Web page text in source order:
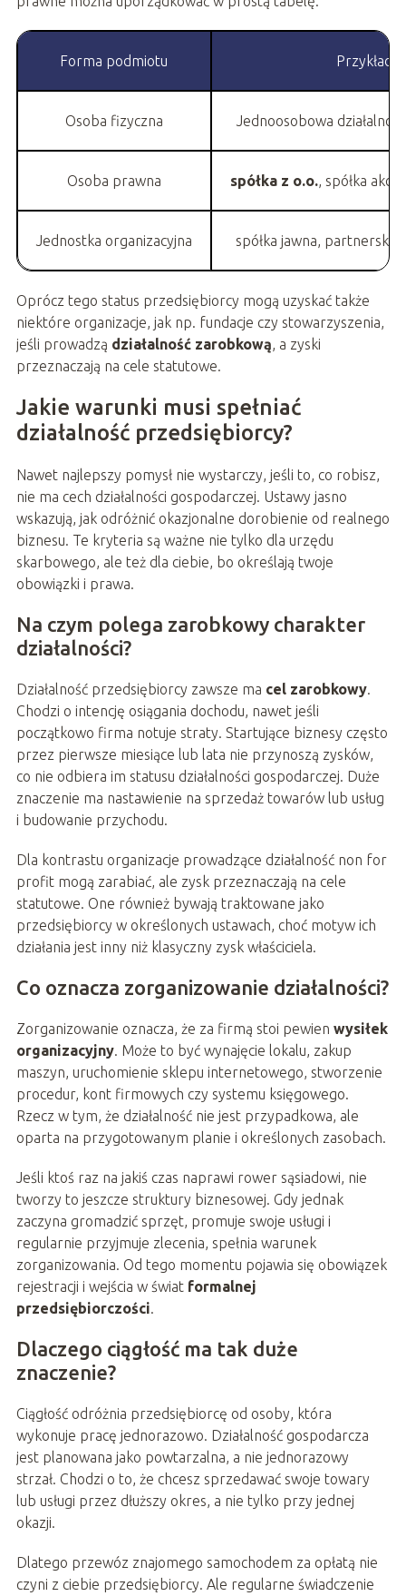
Forma podmiotu Przykład
Osoba fizyczna Jednoosobowa
Osoba prawna spółka z o.o., spółka
Jednostka organizacyjna spółka jawna,
Oprócz tego status przedsiębiorcy mogą uzyskać także
niektóre organizacje, jak np. fundacje czy stowarzyszenia,
jeśli prowadzą działalność zarobkową, a zyski
przeznaczają na cele statutowe.
Jakie warunki musi spełniać
działalność przedsiębiorcy?
Nawet najlepszy pomysł nie wystarczy, jeśli to, co robisz,
nie ma cech działalności gospodarczej. Ustawy jasno
wskazują, jak odróżnić okazjonalne dorobienie od realnego
biznesu. Te kryteria są ważne nie tylko dla urzędu
skarbowego, ale też dla ciebie, bo określają twoje
obowiązki i prawa.
Na czym polega zarobkowy charakter
działalności?
Działalność przedsiębiorcy zawsze ma cel zarobkowy.
Chodzi o intencję osiągania dochodu, nawet jeśli
początkowo firma notuje straty. Startujące biznesy często
przez pierwsze miesiące lub lata nie przynoszą zysków,
co nie odbiera im statusu działalności gospodarczej. Duże
znaczenie ma nastawienie na sprzedaż towarów lub usług
i budowanie przychodu.
Dla kontrastu organizacje prowadzące działalność non for
profit mogą zarabiać, ale zysk przeznaczają na cele
statutowe. One również bywają traktowane jako
przedsiębiorcy w określonych ustawach, choć motyw ich
działania jest inny niż klasyczny zysk właściciela.
Co oznacza zorganizowanie działalności?
Zorganizowanie oznacza, że za firmą stoi pewien wysiłek
organizacyjny. Może to być wynajęcie lokalu, zakup
maszyn, uruchomienie sklepu internetowego, stworzenie
procedur, kont firmowych czy systemu księgowego.
Rzecz w tym, że działalność nie jest przypadkowa, ale
oparta na przygotowanym planie i określonych zasobach.
Jeśli ktoś raz na jakiś czas naprawi rower sąsiadowi, nie
tworzy to jeszcze struktury biznesowej. Gdy jednak
zaczyna gromadzić sprzęt, promuje swoje usługi i
regularnie przyjmuje zlecenia, spełnia warunek
zorganizowania. Od tego momentu pojawia się obowiązek
rejestracji i wejścia w świat formalnej
przedsiębiorczości.
Dlaczego ciągłość ma tak duże
znaczenie?
Ciągłość odróżnia przedsiębiorcę od osoby, która
wykonuje pracę jednorazowo. Działalność gospodarcza
jest planowana jako powtarzalna, a nie jednorazowy
strzał. Chodzi o to, że chcesz sprzedawać swoje towary
lub usługi przez dłuższy okres, a nie tylko przy jednej
okazji.
Dlatego przewóz znajomego samochodem za opłatą nie
czyni z ciebie przedsiębiorcy. Ale regularne świadczenie